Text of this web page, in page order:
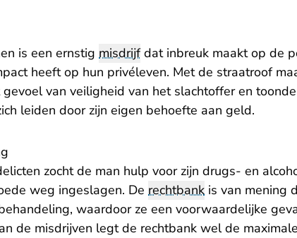
is een ernstig misdrijfdat inbreuk maakt op de
heeft op hun privéleven. Met de straatroof
van veiligheid van het slachtoffer en
leiden door zijn eigen behoefte aan geld.
zocht de man hulp voor zijn drugs- en
weg ingeslagen. De rechtbank is van mening
waardoor ze een voorwaardelijke
de misdrijven legt de rechtbank wel de